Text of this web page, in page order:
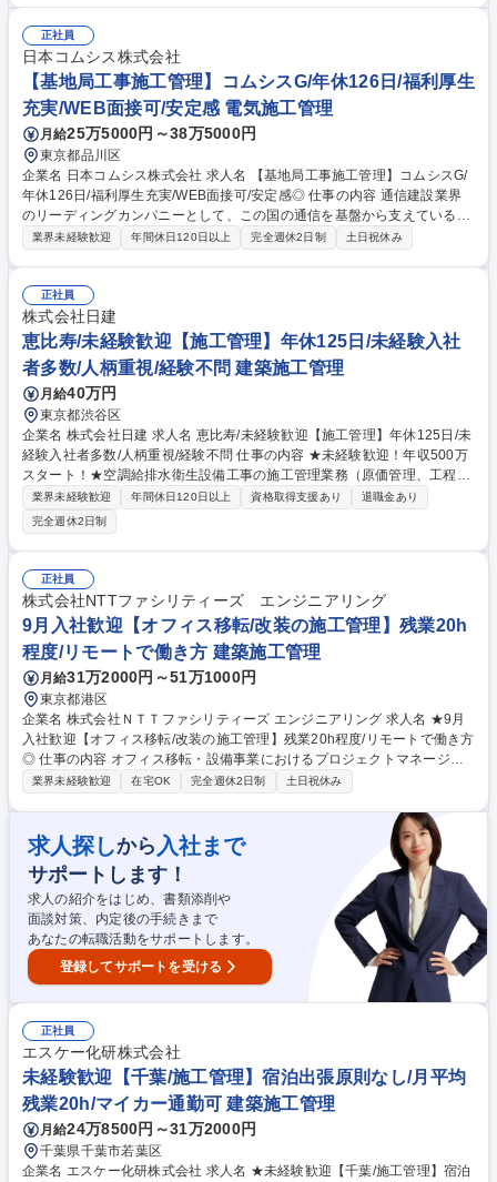
護・児童福祉・児童養護・障がい者支援など ■顧客：官公庁7割・民間3
割、完工高比 ■(リフォーム部署は既存顧客からの工事が過半を占めていま
す) ※新人含め全員が竣工式に参加！お客様の喜ぶ顔や感謝の言葉が何よ
りのやりがいです！ 募集職種 東京・建築施工管理/官公庁比率7割/安定×裁
量大/手当充実×転勤無×休日も安定
正社員
日本コムシス株式会社
【基地局工事施工管理】コムシスG/年休126日/福利厚生
充実/WEB面接可/安定感 電気施工管理
月給25万5000円～38万5000円
東京都品川区
企業名 日本コムシス株式会社 求人名 【基地局工事施工管理】コムシスG/
年休126日/福利厚生充実/WEB面接可/安定感◎ 仕事の内容 通信建設業界
のリーディングカンパニーとして、この国の通信を基盤から支えている当
社にて、基地局建設工事の繁忙に伴い技術者を募集します。 【仕事内容に
業務あり 募集職種 【基地局工事施工管理】コムシスG/年休126日/福利厚
生充実/WEB面接可/安定感◎
業界未経験歓迎 年間休日120日以上 完全週休2日制 土日祝休み
正社員
株式会社日建
恵比寿/未経験歓迎【施工管理】年休125日/未経験入社
者多数/人柄重視/経験不問 建築施工管理
月給40万円
東京都渋谷区
企業名 株式会社日建 求人名 恵比寿/未経験歓迎【施工管理】年休125日/未
経験入社者多数/人柄重視/経験不問 仕事の内容 ★未経験歓迎！年収500万
スタート！★空調給排水衛生設備工事の施工管理業務（原価管理、工程管
理、品質管理）をお任せします。事業所から通勤可能な範囲で案件を請け
負うため、宿泊を伴う出張などはありません。 【詳細】■施工図の作成■
各種書類の作成■施主・設計事務所様との打ち合わせ■協力会社様との打合
せ調整■工事の安全管理 など 【やりがい】現場が完成するまでの過程で、
自分のイメージ通りで進められた時にやりがいを感じます！ ※変更の範
囲：当面変更なし 募集職種 恵比寿/未経験歓迎【施工管理】年休125日/未
経験入社者多数/人柄重視/経験不問
業界未経験歓迎 年間休日120日以上 資格取得支援あり
退職金あり
完全週休2日制
正社員
株式会社NTTファシリティーズ エンジニアリング
9月入社歓迎【オフィス移転/改装の施工管理】残業20h
程度/リモートで働き方 建築施工管理
月給31万2000円～51万1000円
東京都港区
企業名 株式会社ＮＴＴファシリティーズ エンジニアリング 求人名 ★9月
入社歓迎【オフィス移転/改装の施工管理】残業20h程度/リモートで働き方
◎ 仕事の内容 オフィス移転・設備事業におけるプロジェクトマネージメ
ント業務、オフィス計画・設計・コンサル業務、工事管理業務、見積・積
ア（東京・神奈川・千葉・埼玉）がメインとなりますが、案件によっては
遠隔地に出張する場合もあります。 ■協力会社からの見積徴収・査定、自
社見積・収支計画策定 ■協力会社への発注契約に関する事務処理 ■お客
様、協力会社との打合せ ■工事調整、施工調整（現場代理人等業務）■検
収資料作成、とりまとめ 募集職種 ★9月入社歓迎【オフィス移転/改装の
施工管理】残業20h程度/リモートで働き方◎
業界未経験歓迎 在宅OK 完全週休2日制 土日祝休み
求人探しから 入社まで
サポートします！
求人の紹介をはじめ、書類添削や
面談対策、内定後の手続きまで
あなたの転職活動をサポートします。
登録してサポートを受ける
正社員
エスケー化研株式会社
未経験歓迎【千葉/施工管理】宿泊出張原則なし/月平均
残業20h/マイカー通勤可 建築施工管理
月給24万8500円～31万2000円
千葉県千葉市若葉区
企業名 エスケー化研株式会社 求人名 ★未経験歓迎【千葉/施工管理】宿泊